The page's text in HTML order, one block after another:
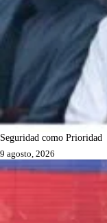
Seguridad como Prioridad
9 agosto, 2026